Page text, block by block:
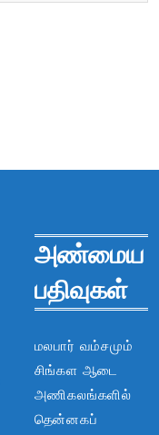
அண்மைய
பதிவுகள்
மலபார் வம்சமும்
சிங்கள ஆடை
அணிகலங்களில்
தென்னகப்